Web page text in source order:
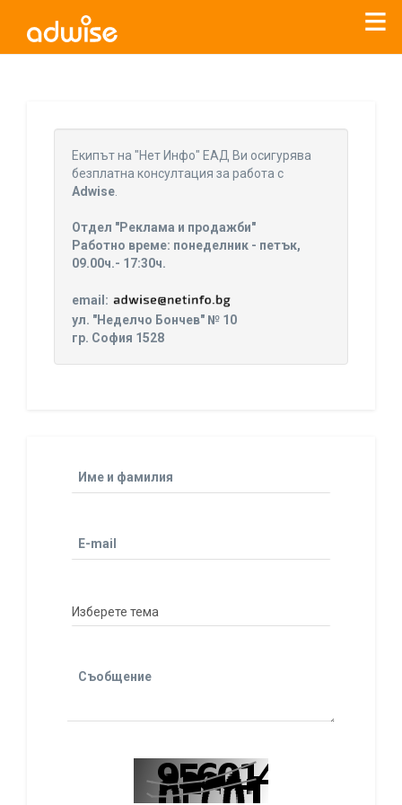
Уважаеми рекламодатели, с настоящото съобщение
бихме искали да Ви уведомим, че „Нет Инфо“ ЕАД (
прекратява услугата Adwiseсчитано от
г
Eкипът на "Нет Инфо" ЕАД Ви осигурява
безплатна консултация за работа с
Adwise.
Отдел "Реклама и продажби"
Работно време: понеделник - петък,
09.00ч.- 17:30ч.
email:
ул. "Неделчо Бончев" № 10
гр. София 1528
Име и фамилия
E-mail
Съобщение